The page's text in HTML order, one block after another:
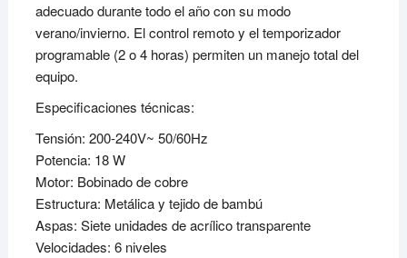
adecuado durante todo el año con su modo
verano/invierno. El control remoto y el temporizador
programable (2 o 4 horas) permiten un manejo total del
equipo.
Especificaciones técnicas:
Tensión: 200-240V~ 50/60Hz
Potencia: 18 W
Motor: Bobinado de cobre
Estructura: Metálica y tejido de bambú
Aspas: Siete unidades de acrílico transparente
Velocidades: 6 niveles